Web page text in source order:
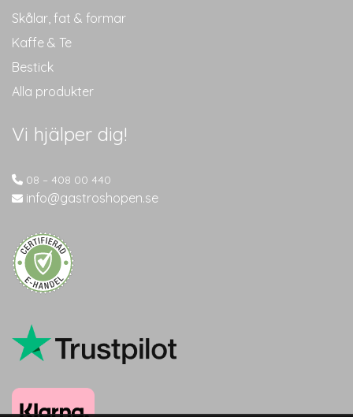
Skålar, fat & formar
Kaffe & Te
Bestick
Alla produkter
Vi hjälper dig!
08 – 408 00 440
info@gastroshopen.se